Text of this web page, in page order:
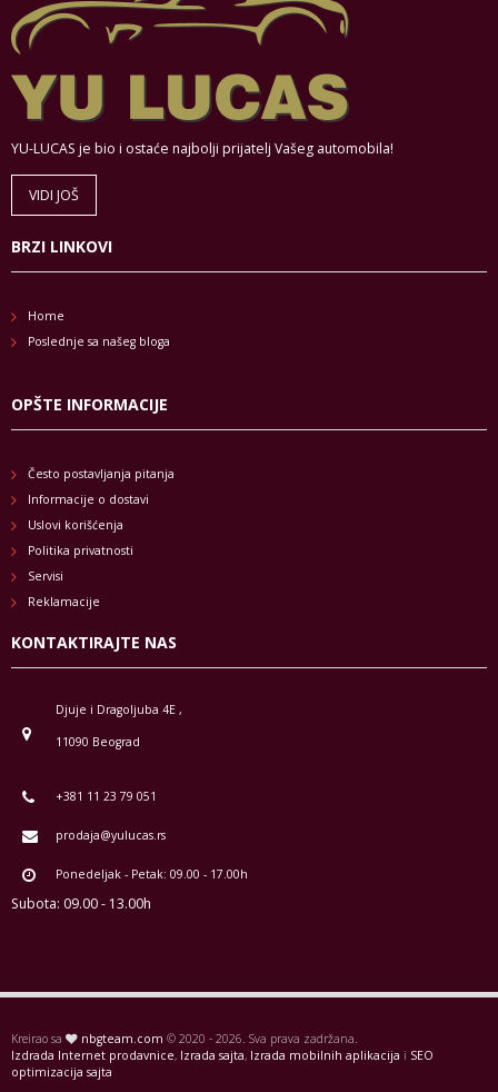
YU-LUCAS je bio i ostaće najbolji prijatelj Vašeg automobila!
VIDI JOŠ
BRZI LINKOVI
Home
Poslednje sa našeg bloga
OPŠTE INFORMACIJE
Često postavljanja pitanja
Informacije o dostavi
Uslovi korišćenja
Politika privatnosti
Servisi
Reklamacije
KONTAKTIRAJTE NAS
Djuje i Dragoljuba 4E ,
11090 Beograd
+381 11 23 79 051
prodaja@yulucas.rs
Ponedeljak - Petak: 09.00 - 17.00h
Subota: 09.00 - 13.00h
Kreirao sa nbgteam.com © 2020 - 2026. Sva prava zadržana.
Izdrada Internet prodavnice, Izrada sajta, Izrada mobilnih aplikacija i SEO
optimizacija sajta